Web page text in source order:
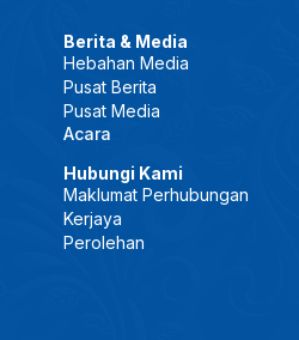
Berita & Media
Hebahan Media
Pusat Berita
Pusat Media
Acara
Hubungi Kami
Maklumat Perhubungan
Kerjaya
Perolehan